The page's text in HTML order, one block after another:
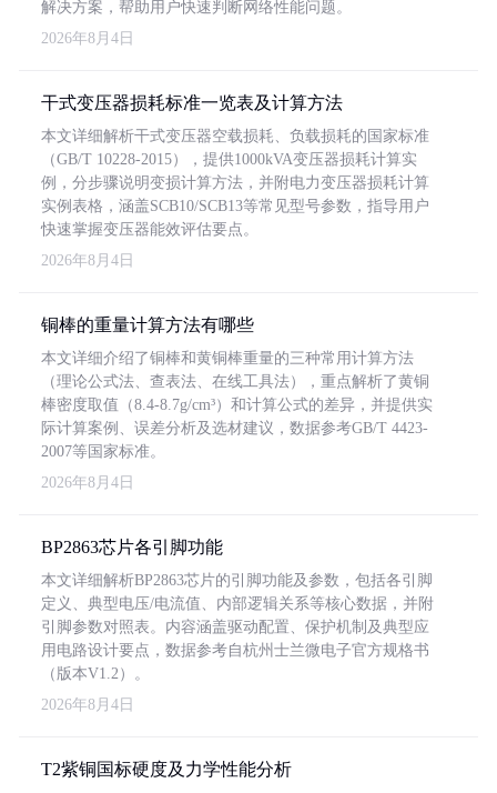
解决方案，帮助用户快速判断网络性能问题。
2026年8月4日
干式变压器损耗标准一览表及计算方法
本文详细解析干式变压器空载损耗、负载损耗的国家标准
（GB/T 10228-2015），提供1000kVA变压器损耗计算实
例，分步骤说明变损计算方法，并附电力变压器损耗计算
实例表格，涵盖SCB10/SCB13等常见型号参数，指导用户
快速掌握变压器能效评估要点。
2026年8月4日
铜棒的重量计算方法有哪些
本文详细介绍了铜棒和黄铜棒重量的三种常用计算方法
（理论公式法、查表法、在线工具法），重点解析了黄铜
棒密度取值（8.4-8.7g/cm³）和计算公式的差异，并提供实
际计算案例、误差分析及选材建议，数据参考GB/T 4423-
2007等国家标准。
2026年8月4日
BP2863芯片各引脚功能
本文详细解析BP2863芯片的引脚功能及参数，包括各引脚
定义、典型电压/电流值、内部逻辑关系等核心数据，并附
引脚参数对照表。内容涵盖驱动配置、保护机制及典型应
用电路设计要点，数据参考自杭州士兰微电子官方规格书
（版本V1.2）。
2026年8月4日
T2紫铜国标硬度及力学性能分析